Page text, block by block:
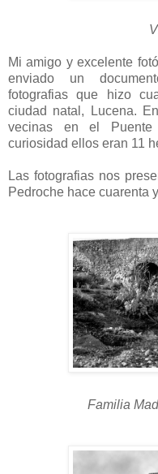
Mi amigo y excelente
enviado un
fotografias que hizo
ciudad natal, Lucena.
vecinas en el Puente
curiosidad ellos eran 11
Las fotografias nos
Pedroche hace cuarenta
Familia